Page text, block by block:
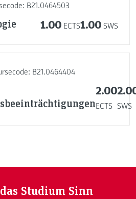
B21.0464503
1.00 ECTS1.00 SWS
B21.0464404
2.00
ECTS SWS
Studium Sinn